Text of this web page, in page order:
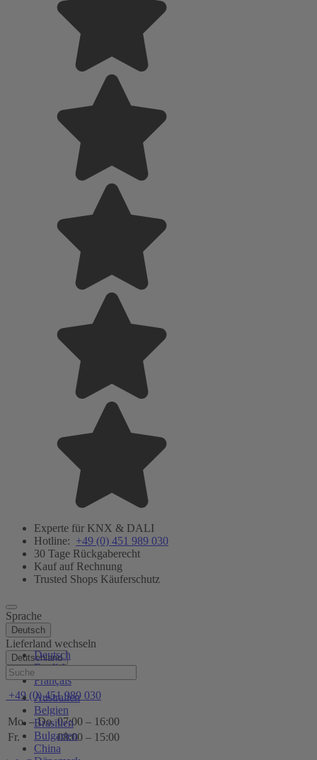
Experte für KNX & DALI
Hotline: +49 (0) 451 989 030
30 Tage Rückgaberecht
Kauf auf Rechnung
Trusted Shops Käuferschutz
Sprache
Deutsch
Deutsch
English
Français
Lieferland wechseln
Deutschland
Australien
Belgien
Brasilien
Bulgarien
China
Hilfe
+49 (0) 451 989 030
Mo. – Do. 07:00 – 16:00
Fr.
08:00 – 15:00